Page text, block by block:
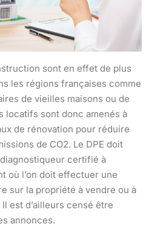
sont en effet de plus
les régions françaises comme
de vieilles maisons ou de
locatifs sont donc amenés à
de rénovation pour réduire
de CO2. Le DPE doit
certifié à
où l’on doit effectuer une
sur la propriété à vendre ou à
est d’ailleurs censé être
annonces.